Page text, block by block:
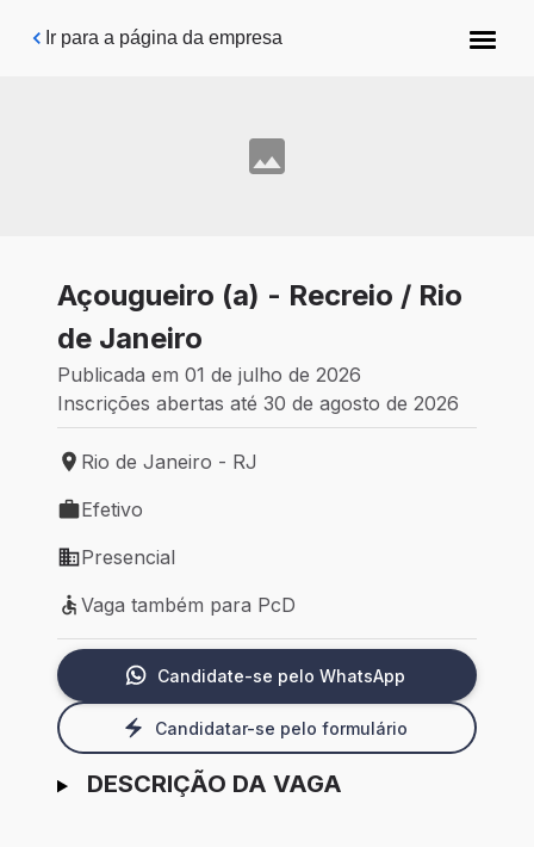
Pular para o conteúdo principal
Ir para a página da empresa
Açougueiro (a) - Recreio / Rio
de Janeiro
Publicada em 01 de julho de 2026
Inscrições abertas até 30 de agosto de 2026
Local de trabalho: Rio de Janeiro - RJ
Rio de Janeiro - RJ
Tipo de vaga: Efetivo
Efetivo
Modelo de trabalho: Presencial
Presencial
Vaga também para PcD
Vaga também para PcD
Candidate-se pelo WhatsApp
Candidatar-se pelo formulário
DESCRIÇÃO DA VAGA